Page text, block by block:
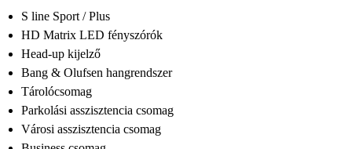
S line Sport / Plus
HD Matrix LED fényszórók
Head-up kijelző
Bang & Olufsen hangrendszer
Tárolócsomag
Parkolási asszisztencia csomag
Városi asszisztencia csomag